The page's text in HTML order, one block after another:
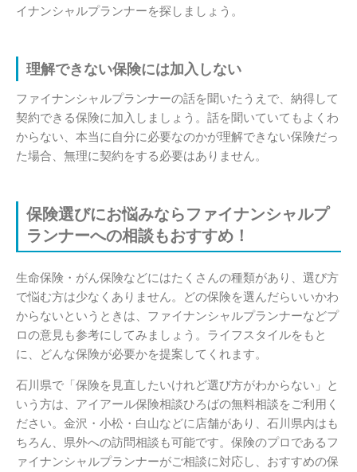
イナンシャルプランナーを探しましょう。
理解できない保険には加入しない
ファイナンシャルプランナーの話を聞いたうえで、納得して
契約できる保険に加入しましょう。話を聞いていてもよくわ
からない、本当に自分に必要なのかが理解できない保険だっ
た場合、無理に契約をする必要はありません。
保険選びにお悩みならファイナンシャルプ
ランナーへの相談もおすすめ！
生命保険・がん保険などにはたくさんの種類があり、選び方
で悩む方は少なくありません。どの保険を選んだらいいかわ
からないというときは、ファイナンシャルプランナーなどプ
ロの意見も参考にしてみましょう。ライフスタイルをもと
に、どんな保険が必要かを提案してくれます。
石川県で「保険を見直したいけれど選び方がわからない」と
いう方は、アイアール保険相談ひろばの無料相談をご利用く
ださい。金沢・小松・白山などに店舗があり、石川県内はも
ちろん、県外への訪問相談も可能です。保険のプロであるフ
ァイナンシャルプランナーがご相談に対応し、おすすめの保